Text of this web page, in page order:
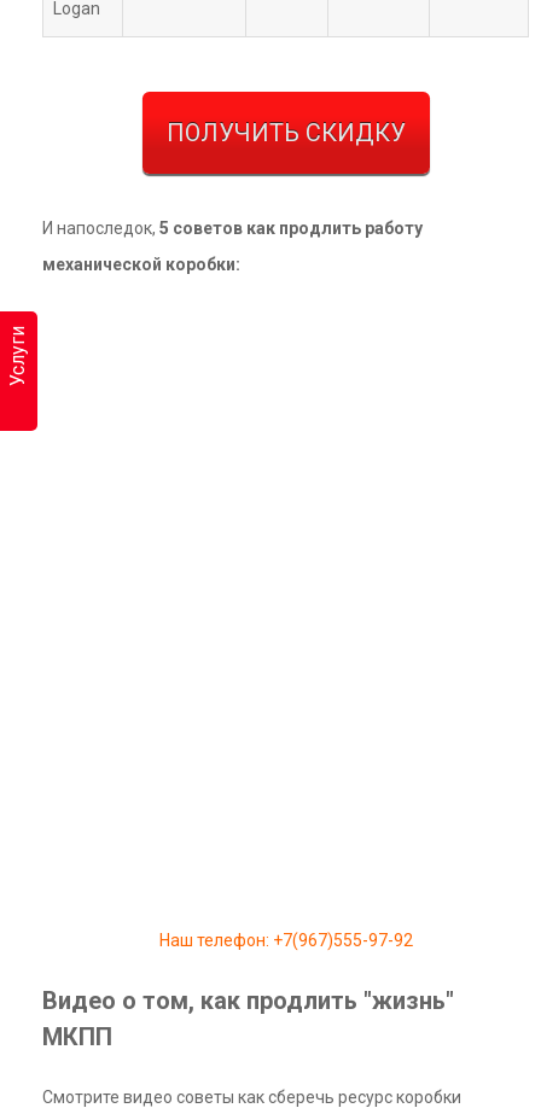
Услуги
Logan
ПОЛУЧИТЬ СКИДКУ
И напоследок, 5 советов как продлить работу
механической коробки:
Наш телефон: +7(967)555-97-92
Видео о том, как продлить "жизнь"
МКПП
Смотрите видео советы как сберечь ресурс коробки